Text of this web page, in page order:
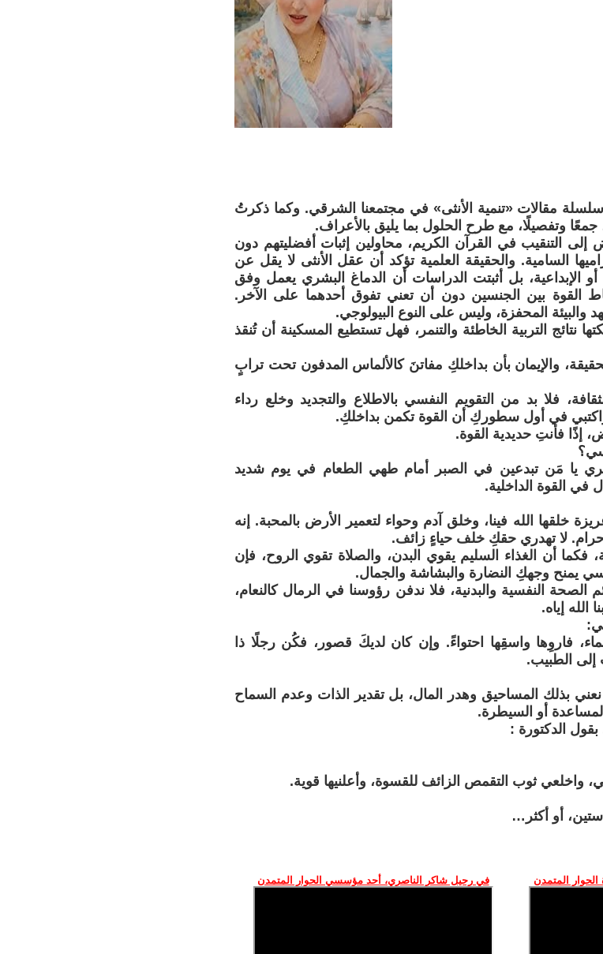
مقالات «تنمية الأنثى» في مجتمعنا الشرقي. وكما ذكرتُ
جمعًا وتفصيلًا، مع طرح الحلول بما يليق بالأعراف.
إلى التنقيب في القرآن الكريم، محاولين إثبات أفضليتهم دون
السامية. والحقيقة العلمية تؤكد أن عقل الأنثى لا يقل عن
الإبداعية، بل أثبتت الدراسات أن الدماغ البشري يعمل وفق
القوة بين الجنسين دون أن تعني تفوق أحدهما على الآخر.
والبيئة المحفزة، وليس على النوع البيولوجي.
نتائج التربية الخاطئة والتنمر، فهل تستطيع المسكينة أن تُنقذ
والإيمان بأن بداخلكِ مفاتنَ كالألماس المدفون تحت ترابٍ
فلا بد من التقويم النفسي بالاطلاع والتجديد وخلع رداء
في أول سطوركِ أن القوة تكمن بداخلكِ.
إذًا فأنتِ حديدية القوة.
يا مَن تبدعين في الصبر أمام طهي الطعام في يوم شديد
في القوة الداخلية.
خلقها الله فينا، وخلق آدم وحواء لتعمير الأرض بالمحبة. إنه
لا تهدري حقكِ خلف حياءٍ زائف.
فكما أن الغذاء السليم يقوي البدن، والصلاة تقوي الروح، فإن
يمنح وجهكِ النضارة والبشاشة والجمال.
النفسية والبدنية، فلا ندفن رؤوسنا في الرمال كالنعام،
إياه.
فاروِها واسقِها احتواءً. وإن كان لديكَ قصور، فكُن رجلًا ذا
إلى الطبيب.
نعني بذلك المساحيق وهدر المال، بل تقدير الذات وعدم السماح
أو السيطرة.
الدكتورة :
واخلعي ثوب التقمص الزائف للقسوة، وأعلنيها قوية.
ستين، أو أكثر…
المتمدن في رحيل شاكر الناصري، أحد مؤسسي الحوار المتمدن